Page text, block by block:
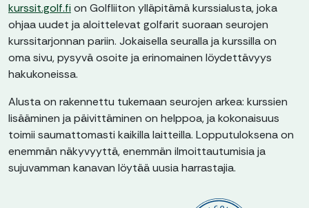
kurssit.golf.fi on Golfliiton ylläpitämä kurssialusta, joka
ohjaa uudet ja aloittelevat golfarit suoraan seurojen
kurssitarjonnan pariin. Jokaisella seuralla ja kurssilla on
oma sivu, pysyvä osoite ja erinomainen löydettävyys
hakukoneissa.
Alusta on rakennettu tukemaan seurojen arkea: kurssien
lisääminen ja päivittäminen on helppoa, ja kokonaisuus
toimii saumattomasti kaikilla laitteilla. Lopputuloksena on
enemmän näkyvyyttä, enemmän ilmoittautumisia ja
sujuvamman kanavan löytää uusia harrastajia.